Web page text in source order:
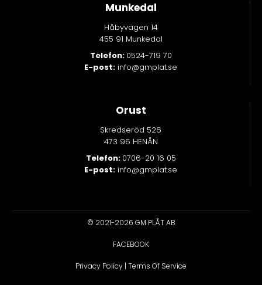
Munkedal
Håbyvägen 14
455 91 Munkedal
Telefon: 0524-719 70
E-post: info@gmplat.se
Orust
Skredseröd 526
473 96 HENÅN
Telefon: 0706-20 16 05
E-post: info@gmplat.se
© 2021-2026 GM PLÅT AB
FACEBOOK
Privacy Policy | Terms Of Service